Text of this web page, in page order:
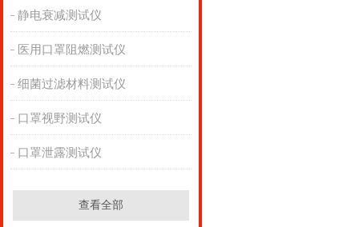
静电衰减测试仪
医用口罩阻燃测试仪
细菌过滤材料测试仪
口罩视野测试仪
口罩泄露测试仪
查看全部